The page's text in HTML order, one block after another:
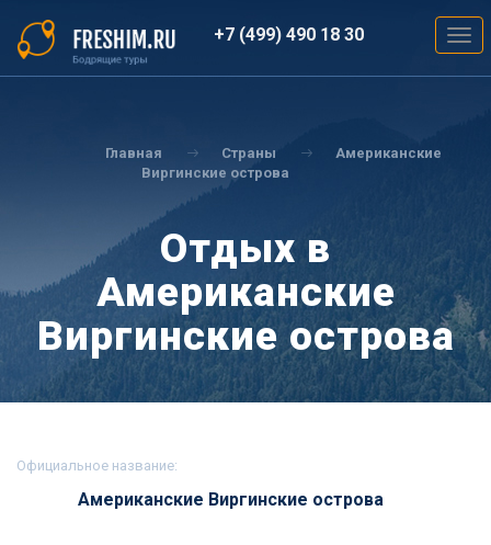
основному
содержанию
+7 (499) 490 18 30
Главная Страны
Американские
Виргинские острова
Отдых в
Американские
Виргинские острова
Официальное название:
Американские Виргинские острова